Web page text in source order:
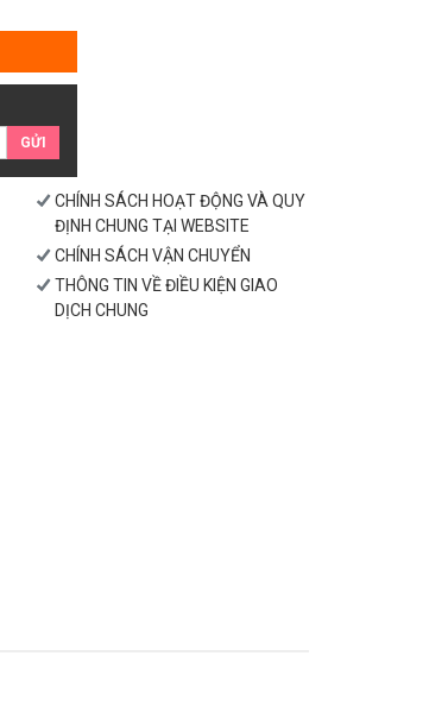
GỬI
CHÍNH SÁCH HOẠT ĐỘNG VÀ QUY
ĐỊNH CHUNG TẠI WEBSITE
CHÍNH SÁCH VẬN CHUYỂN
THÔNG TIN VỀ ĐIỀU KIỆN GIAO
DỊCH CHUNG